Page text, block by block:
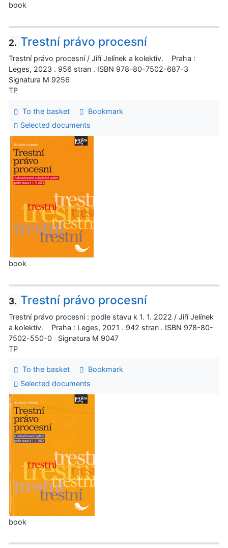
book
2. Trestní právo procesní
Trestní právo procesní / Jiří Jelínek a kolektiv. Praha :
Leges, 2023 . 956 stran . ISBN 978-80-7502-687-3
Signatura M 9256
TP
To the basket
Bookmark
Selected documents
book
3. Trestní právo procesní
Trestní právo procesní : podle stavu k 1. 1. 2022 / Jiří Jelínek
a kolektiv. Praha : Leges, 2021 . 942 stran . ISBN 978-80-
7502-550-0 Signatura M 9047
TP
To the basket
Bookmark
Selected documents
book